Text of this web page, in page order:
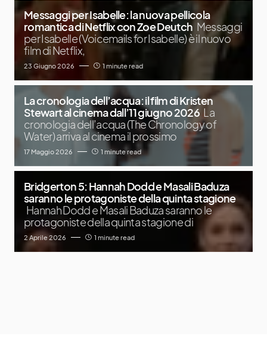
Messaggi per Isabelle: la nuova pellicola
romantica di Netflix con Zoe Deutch Messaggi
per Isabelle (Voicemails for Isabelle) è il nuovo
film di Netflix,
23 Giugno 2026 1 minute read
La cronologia dell’acqua: il film di Kristen
Stewart al cinema dall’11 giugno 2026 La
cronologia dell’acqua (The Chronology of
Water) arriva al cinema il prossimo
17 Maggio 2026 1 minute read
Bridgerton 5: Hannah Dodd e Masali Baduza
saranno le protagoniste della quinta stagione
Hannah Dodd e Masali Baduza saranno le
protagoniste della quinta stagione di
2 Aprile 2026 1 minute read